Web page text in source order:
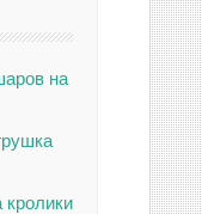
на
кролики